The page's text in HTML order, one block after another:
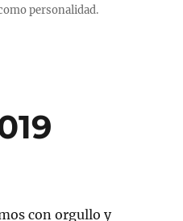
personalidad.
con orgullo y